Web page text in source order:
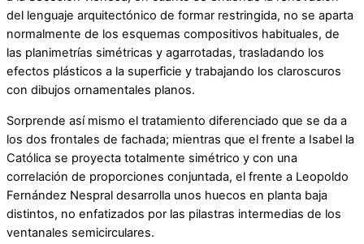
del lenguaje arquitectónico de formar restringida, no se aparta
normalmente de los esquemas compositivos habituales, de
las planimetrías simétricas y agarrotadas, trasladando los
efectos plásticos a la superficie y trabajando los claroscuros
con dibujos ornamentales planos.
Sorprende así mismo el tratamiento diferenciado que se da a
los dos frontales de fachada; mientras que el frente a Isabel la
Católica se proyecta totalmente simétrico y con una
correlación de proporciones conjuntada, el frente a Leopoldo
Fernández Nespral desarrolla unos huecos en planta baja
distintos, no enfatizados por las pilastras intermedias de los
ventanales semicirculares.